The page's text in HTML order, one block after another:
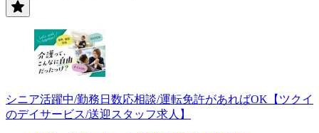
シニア活躍中/勤務日数応相談/運転免許があればOK【ツクイ
のデイサービス/送迎スタッフ求人】